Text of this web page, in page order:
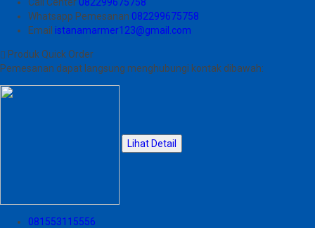
Whatsapp Pemesanan 082299675758
Email istanamarmer123@gmail.com
Produk Quick Order
Pemesanan dapat langsung menghubungi kontak dibawah:
Lihat Detail
081553115556